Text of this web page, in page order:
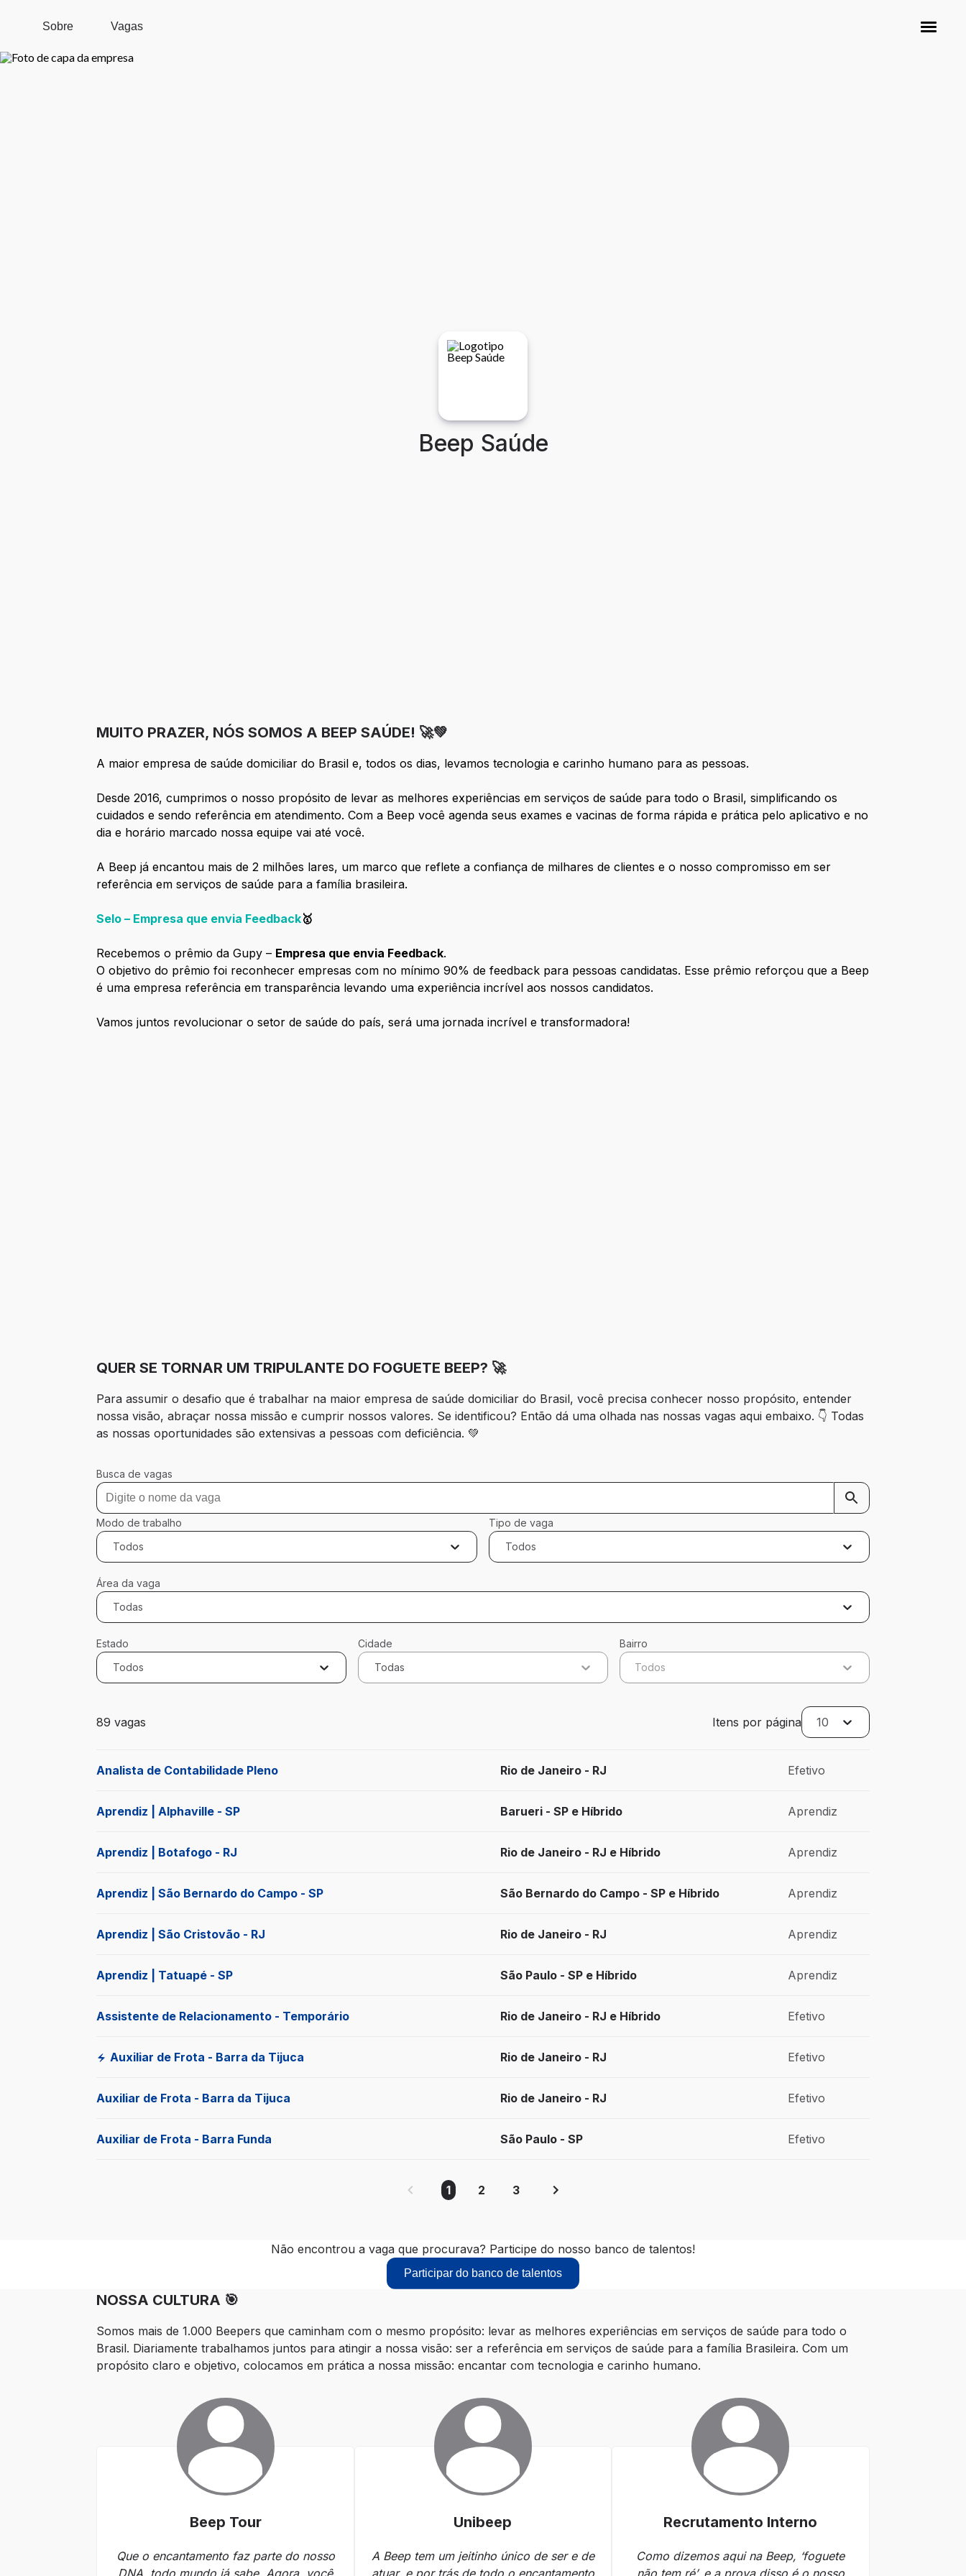
Sobre Vagas
Beep Saúde
MUITO PRAZER, NÓS SOMOS A BEEP SAÚDE! 🚀💚
A maior empresa de saúde domiciliar do Brasil e, todos os dias, levamos tecnologia e carinho humano para as pessoas.
Desde 2016, cumprimos o nosso propósito de levar as melhores experiências em serviços de saúde para todo o Brasil, simplificando os
cuidados e sendo referência em atendimento. Com a Beep você agenda seus exames e vacinas de forma rápida e prática pelo aplicativo e no
dia e horário marcado nossa equipe vai até você.
A Beep já encantou mais de 2 milhões lares, um marco que reflete a confiança de milhares de clientes e o nosso compromisso em ser
referência em serviços de saúde para a família brasileira.
Selo – Empresa que envia Feedback🥇
Recebemos o prêmio da Gupy – Empresa que envia Feedback.
O objetivo do prêmio foi reconhecer empresas com no mínimo 90% de feedback para pessoas candidatas. Esse prêmio reforçou que a Beep
é uma empresa referência em transparência levando uma experiência incrível aos nossos candidatos.
Vamos juntos revolucionar o setor de saúde do país, será uma jornada incrível e transformadora!
QUER SE TORNAR UM TRIPULANTE DO FOGUETE BEEP? 🚀
Para assumir o desafio que é trabalhar na maior empresa de saúde domiciliar do Brasil, você precisa conhecer nosso propósito, entender
nossa visão, abraçar nossa missão e cumprir nossos valores. Se identificou? Então dá uma olhada nas nossas vagas aqui embaixo. 👇 Todas
as nossas oportunidades são extensivas a pessoas com deficiência. 💚
Busca de vagas
Modo de trabalho
Todos
Tipo de vaga
Todos
Área da vaga
Todas
Estado
Todos
Cidade
Todas
Bairro
Todos
89 vagas Itens por página 10
Analista de Contabilidade Pleno Rio de Janeiro - RJ Efetivo
Aprendiz | Alphaville - SP Barueri - SP e Híbrido Aprendiz
Aprendiz | Botafogo - RJ Rio de Janeiro - RJ e Híbrido Aprendiz
Aprendiz | São Bernardo do Campo - SP São Bernardo do Campo - SP e Híbrido Aprendiz
Aprendiz | São Cristovão - RJ Rio de Janeiro - RJ Aprendiz
Aprendiz | Tatuapé - SP São Paulo - SP e Híbrido Aprendiz
Assistente de Relacionamento - Temporário Rio de Janeiro - RJ e Híbrido Efetivo
Auxiliar de Frota - Barra da Tijuca Rio de Janeiro - RJ Efetivo
Auxiliar de Frota - Barra da Tijuca Rio de Janeiro - RJ Efetivo
Auxiliar de Frota - Barra Funda São Paulo - SP Efetivo
1 2 3
Não encontrou a vaga que procurava? Participe do nosso banco de talentos!
Participar do banco de talentos
NOSSA CULTURA 🎯
Somos mais de 1.000 Beepers que caminham com o mesmo propósito: levar as melhores experiências em serviços de saúde para todo o
Brasil. Diariamente trabalhamos juntos para atingir a nossa visão: ser a referência em serviços de saúde para a família Brasileira. Com um
propósito claro e objetivo, colocamos em prática a nossa missão: encantar com tecnologia e carinho humano.
Beep Tour
Que o encantamento faz parte do nosso
DNA, todo mundo já sabe. Agora, você
Unibeep
A Beep tem um jeitinho único de ser e de
atuar, e por trás de todo o encantamento
Recrutamento Interno
Como dizemos aqui na Beep, ‘foguete
não tem ré’, e a prova disso é o nosso